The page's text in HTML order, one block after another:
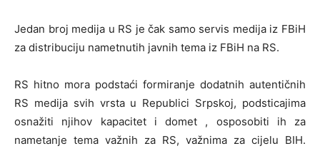
Jedan broj medija u RS je čak samo servis medija iz FBiH
za distribuciju nametnutih javnih tema iz FBiH na RS.
RS hitno mora podstaći formiranje dodatnih autentičnih
RS medija svih vrsta u Republici Srpskoj, podsticajima
osnažiti njihov kapacitet i domet , osposobiti ih za
nametanje tema važnih za RS, važnima za cijelu BIH.